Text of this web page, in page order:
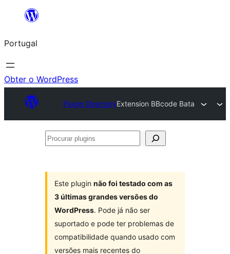
Saltar
o
conteúdo
Portugal
Obter o WordPress
Plugin DirectoryExtension BBcode Bata
Procurar
Este plugin não foi testado com as
3 últimas grandes versões do
WordPress. Pode já não ser
suportado e pode ter problemas de
compatibilidade quando usado com
versões mais recentes do